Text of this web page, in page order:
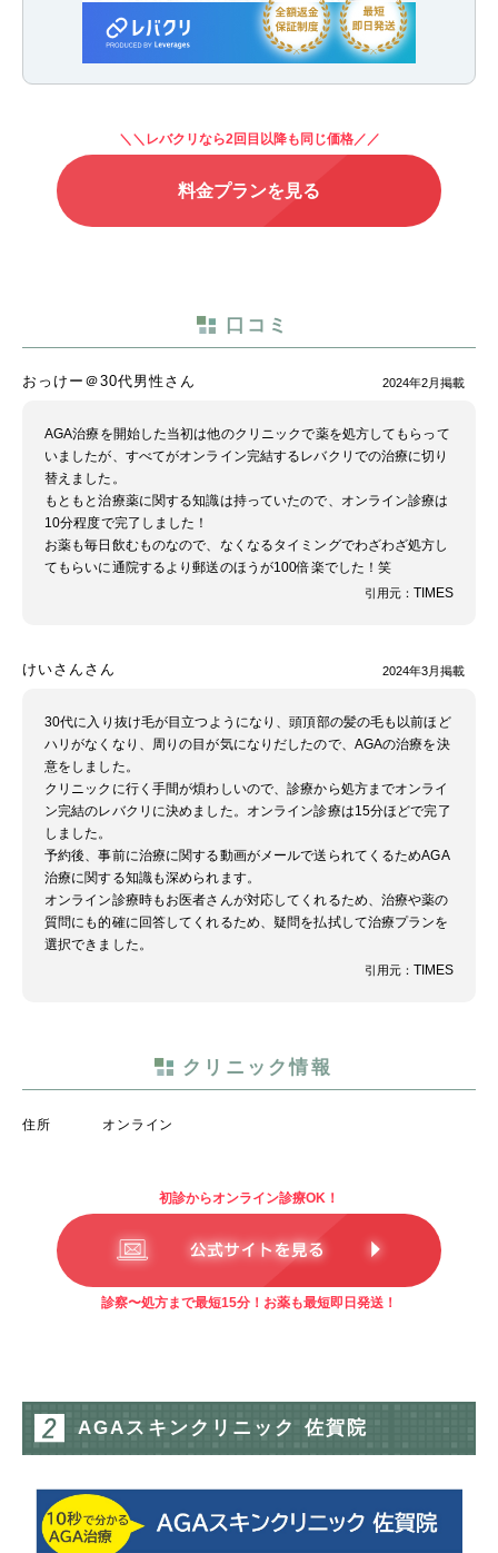
＼＼レバクリなら2回目以降も同じ価格／／
料金プランを見る
口コミ
おっけー＠30代男性さん 2024年2月掲載
AGA治療を開始した当初は他のクリニックで薬を処方してもらって
いましたが、すべてがオンライン完結するレバクリでの治療に切り
替えました。
もともと治療薬に関する知識は持っていたので、オンライン診療は
10分程度で完了しました！
お薬も毎日飲むものなので、なくなるタイミングでわざわざ処方し
てもらいに通院するより郵送のほうが100倍楽でした！笑
引用元： TIMES
けいさんさん 2024年3月掲載
30代に入り抜け毛が目立つようになり、頭頂部の髪の毛も以前ほど
ハリがなくなり、周りの目が気になりだしたので、AGAの治療を決
意をしました。
クリニックに行く手間が煩わしいので、診療から処方までオンライ
ン完結のレバクリに決めました。オンライン診療は15分ほどで完了
しました。
予約後、事前に治療に関する動画がメールで送られてくるためAGA
治療に関する知識も深められます。
オンライン診療時もお医者さんが対応してくれるため、治療や薬の
質問にも的確に回答してくれるため、疑問を払拭して治療プランを
選択できました。
引用元： TIMES
クリニック情報
住所 オンライン
初診からオンライン診療OK！
診察〜処方まで最短15分！お薬も最短即日発送！
AGAスキンクリニック 佐賀院